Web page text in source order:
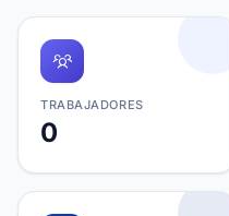
TRABAJADORES
0